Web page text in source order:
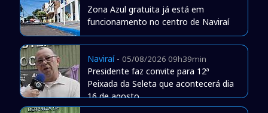
Zona Azul gratuita já está em
funcionamento no centro de Naviraí
Naviraí- 05/08/2026 09h39min
Presidente faz convite para 12ª
Peixada da Seleta que acontecerá dia
16 de agosto